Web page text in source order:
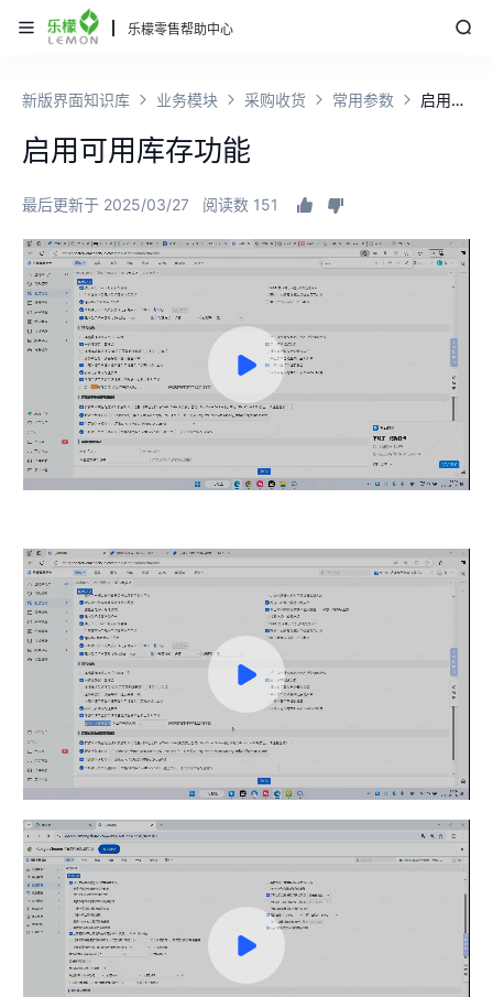
乐檬零售帮助中心
新版界面知识库 业务模块 采购收货 常用参数 启用可用库存功能
启用可用库存功能
最后更新于 2025/03/27 阅读数 151